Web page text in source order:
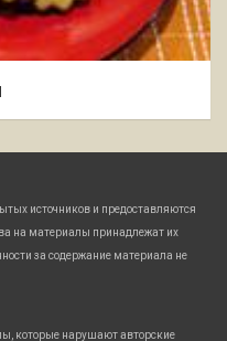
источников и предоставляются
на материалы принадлежат их
за содержание материала не
которые нарушают авторские